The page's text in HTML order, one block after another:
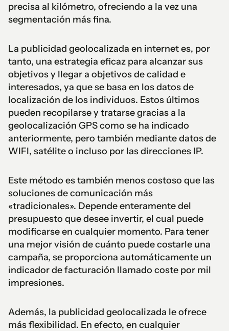
precisa al kilómetro, ofreciendo a la vez una
segmentación más fina.
La publicidad geolocalizada en internet es, por
tanto, una estrategia eficaz para alcanzar sus
objetivos y llegar a objetivos de calidad e
interesados, ya que se basa en los datos de
localización de los individuos. Estos últimos
pueden recopilarse y tratarse gracias a la
geolocalización GPS como se ha indicado
anteriormente, pero también mediante datos de
WIFI, satélite o incluso por las direcciones IP.
Este método es también menos costoso que las
soluciones de comunicación más
«tradicionales». Depende enteramente del
presupuesto que desee invertir, el cual puede
modificarse en cualquier momento. Para tener
una mejor visión de cuánto puede costarle una
campaña, se proporciona automáticamente un
indicador de facturación llamado coste por mil
impresiones.
Además, la publicidad geolocalizada le ofrece
más flexibilidad. En efecto, en cualquier